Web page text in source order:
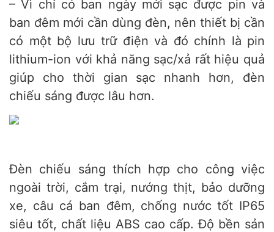
– Vì chỉ có ban ngày mới sạc được pin và
ban đêm mới cần dùng đèn, nên thiết bị cần
có một bộ lưu trữ điện và đó chính là pin
lithium-ion với khả năng sạc/xả rất hiệu quả
giúp cho thời gian sạc nhanh hơn, đèn
chiếu sáng được lâu hơn.
Đèn chiếu sáng thích hợp cho công việc
ngoài trời, cắm trại, nướng thịt, bảo dưỡng
xe, câu cá ban đêm, chống nước tốt IP65
siêu tốt, chất liệu ABS cao cấp. Độ bền sản